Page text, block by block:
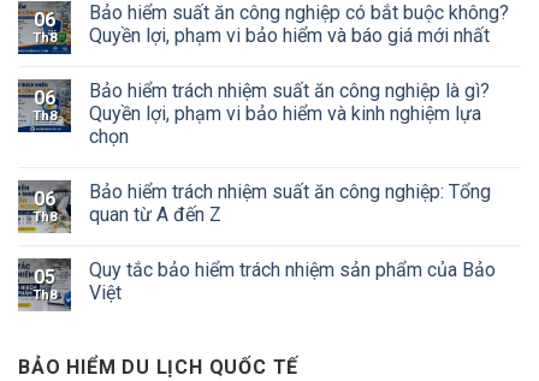
06
Th8
Bảo hiểm suất ăn công nghiệp có bắt buộc không?
Quyền lợi, phạm vi bảo hiểm và báo giá mới nhất
06
Th8
Bảo hiểm trách nhiệm suất ăn công nghiệp là gì?
Quyền lợi, phạm vi bảo hiểm và kinh nghiệm lựa
chọn
06
Th8
Bảo hiểm trách nhiệm suất ăn công nghiệp: Tổng
quan từ A đến Z
05
Th8
Quy tắc bảo hiểm trách nhiệm sản phẩm của Bảo
Việt
BẢO HIỂM DU LỊCH QUỐC TẾ